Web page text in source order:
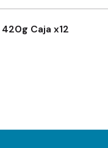
Caja x12